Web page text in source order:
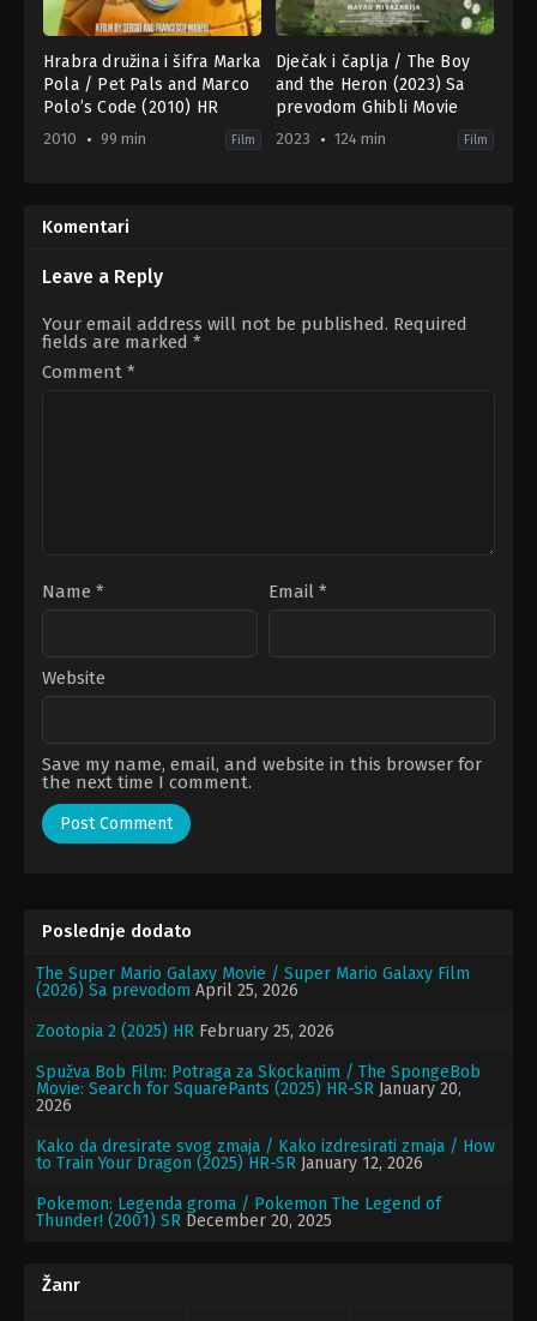
Hrabra družina i šifra Marka
Pola / Pet Pals and Marco
Polo’s Code (2010) HR
2010 99 min Film
22
Sergio
Dječak i čaplja / The Boy
and the Heron (2023) Sa
prevodom Ghibli Movie
2023 124 min Film
Komentari
Leave a Reply
Your email address will not be published. Required
fields are marked *
Comment *
Name * Email *
Website
Save my name, email, and website in this browser for
the next time I comment.
Poslednje dodato
The Super Mario Galaxy Movie / Super Mario Galaxy Film
(2026) Sa prevodom April 25, 2026
Zootopia 2 (2025) HR February 25, 2026
Spužva Bob Film: Potraga za Skockanim / The SpongeBob
Movie: Search for SquarePants (2025) HR-SR January 20,
2026
Kako da dresirate svog zmaja / Kako izdresirati zmaja / How
to Train Your Dragon (2025) HR-SR January 12, 2026
Pokemon: Legenda groma / Pokemon The Legend of
Thunder! (2001) SR December 20, 2025
Žanr